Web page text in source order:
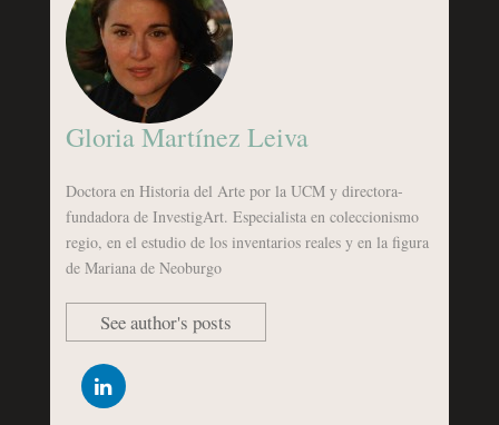
Gloria Martínez Leiva
Doctora en Historia del Arte por la UCM y directora-
fundadora de InvestigArt. Especialista en coleccionismo
regio, en el estudio de los inventarios reales y en la figura
de Mariana de Neoburgo
See author's posts